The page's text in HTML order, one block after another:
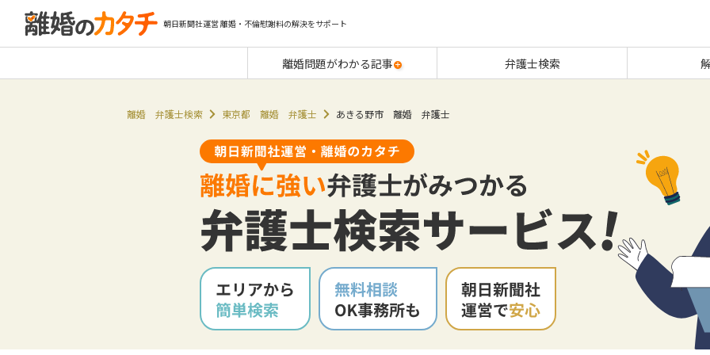
朝日新聞社運営 離婚・不倫慰謝料の解決をサポート
離婚問題がわかる記事 弁護士検索
離婚 弁護士検索 東京都 離婚 弁護士 あきる野市 離婚 弁護士